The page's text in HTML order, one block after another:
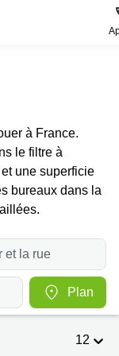
à France.
le filtre à
une superficie
bureaux dans la
Plan
12